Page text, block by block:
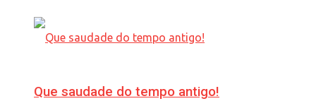
Que saudade do tempo antigo!